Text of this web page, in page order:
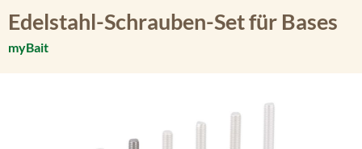
Edelstahl-Schrauben-Set für Bases
myBait